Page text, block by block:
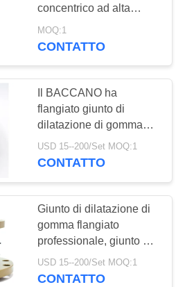
ritenuta
metallo
70
concentrico ad alta
temperatura di
resistenza
MOQ:1
CONTATTO
Il BACCANO ha
flangiato giunto di
dilatazione di gomma
flessibile DN50 -
DN1200
USD 15--200/Set MOQ:1
CONTATTO
Giunto di dilatazione di
gomma flangiato
professionale, giunto di
dilatazione della
condotta DN50-DN1200
USD 15--200/Set MOQ:1
CONTATTO